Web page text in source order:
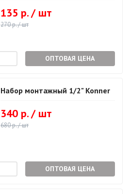
135 р. / шт
270 р. / шт
ОПТОВАЯ ЦЕНА
Набор монтажный 1/2" Konner
340 р. / шт
680 р. / шт
ОПТОВАЯ ЦЕНА